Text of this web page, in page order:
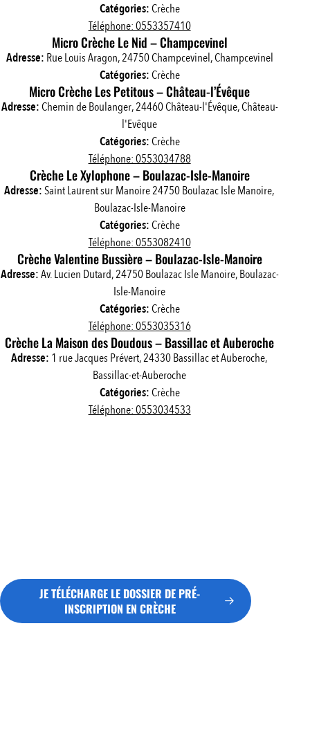
Catégories:Crèche
Téléphone: 0553357410
Micro Crèche Le Nid – Champcevinel
Adresse: Rue Louis Aragon, 24750 Champcevinel, Champcevinel
Catégories:Crèche
Micro Crèche Les Petitous – Château-l’Évêque
Adresse:Chemin de Boulanger, 24460 Château-l'Évêque, Château-
l'Evêque
Catégories:Crèche
Téléphone: 0553034788
Crèche Le Xylophone – Boulazac-Isle-Manoire
Adresse:Saint Laurent sur Manoire 24750 Boulazac Isle Manoire,
Boulazac-Isle-Manoire
Catégories:Crèche
Téléphone: 0553082410
Crèche Valentine Bussière – Boulazac-Isle-Manoire
Adresse:Av. Lucien Dutard, 24750 Boulazac Isle Manoire, Boulazac-
Isle-Manoire
Catégories:Crèche
Téléphone: 0553035316
Crèche La Maison des Doudous – Bassillac et Auberoche
Adresse: 1 rue Jacques Prévert, 24330 Bassillac et Auberoche,
Bassillac-et-Auberoche
Catégories:Crèche
Téléphone: 0553034533
JE TÉLÉCHARGE LE DOSSIER DE PRÉ-
INSCRIPTION EN CRÈCHE